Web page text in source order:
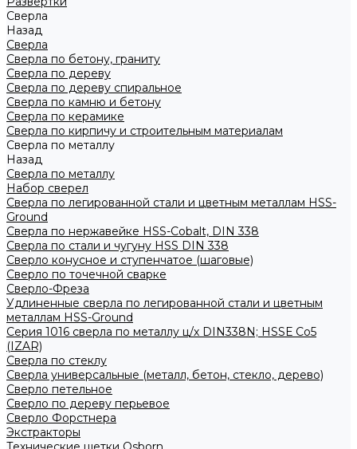
Сверла
Назад
Сверла
Сверла по бетону, граниту
Сверла по дереву
Сверла по дереву спиральное
Сверла по камню и бетону
Сверла по керамике
Сверла по кирпичу и строительным материалам
Сверла по металлу
Назад
Сверла по металлу
Набор сверел
Сверла по легированной стали и цветным металлам HSS-
Ground
Сверла по нержавейке HSS-Cobalt, DIN 338
Сверла по стали и чугуну HSS DIN 338
Сверло конусное и ступенчатое (шаговые)
Сверло по точечной сварке
Сверло-Фреза
Удлиненные сверла по легированной стали и цветным
металлам HSS-Ground
Серия 1016 сверла по металлу ц/х DIN338N; HSSЕ Со5
(IZAR)
Сверла по стеклу
Сверла универсальные (металл, бетон, стекло, дерево)
Сверло петельное
Сверло по дереву перьевое
Сверло Форстнера
Экстракторы